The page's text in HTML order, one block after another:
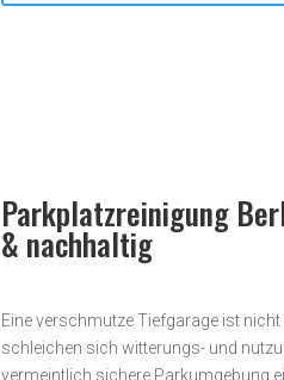
Parkplatzreinigung
& nachhaltig
Eine verschmutze Tiefgarage ist
schleichen sich witterungs- und
vermeintlich sichere Parkumgebung